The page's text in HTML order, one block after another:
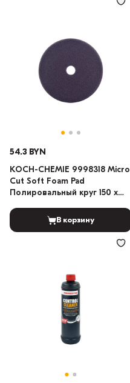
54.3 BYN
KOCH-CHEMIE 9998318 Micro
Cut Soft Foam Pad
Полировальный круг 150 х
В корзину